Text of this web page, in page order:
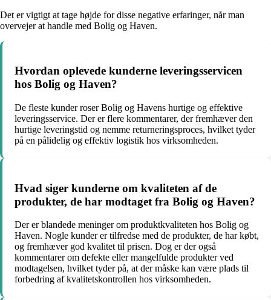
Det er vigtigt at tage højde for disse negative erfaringer, når man
overvejer at handle med Bolig og Haven.
Hvordan oplevede kunderne leveringsservicen
hos Bolig og Haven?
De fleste kunder roser Bolig og Havens hurtige og effektive
leveringsservice. Der er flere kommentarer, der fremhæver den
hurtige leveringstid og nemme returneringsproces, hvilket tyder
på en pålidelig og effektiv logistik hos virksomheden.
Hvad siger kunderne om kvaliteten af de
produkter, de har modtaget fra Bolig og Haven?
Der er blandede meninger om produktkvaliteten hos Bolig og
Haven. Nogle kunder er tilfredse med de produkter, de har købt,
og fremhæver god kvalitet til prisen. Dog er der også
kommentarer om defekte eller mangelfulde produkter ved
modtagelsen, hvilket tyder på, at der måske kan være plads til
forbedring af kvalitetskontrollen hos virksomheden.